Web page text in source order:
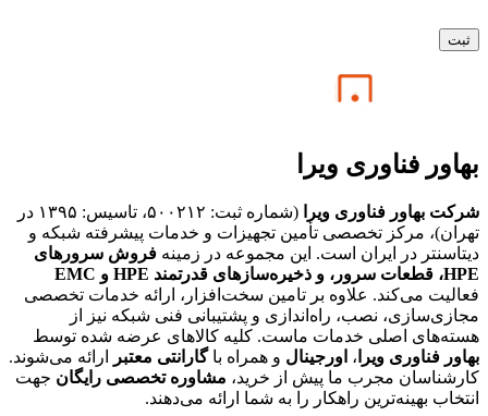
بهاور فناوری ویرا
شرکت بهاور فناوری ویرا
(شماره ثبت: ۵۰۰۲۱۲، تاسیس: ۱۳۹۵ در
تهران)، مرکز تخصصی تأمین تجهیزات و خدمات پیشرفته شبکه و
دیتاسنتر در ایران است. این مجموعه در زمینه فروش سرورهای
HPE، قطعات سرور، و ذخیره‌سازهای قدرتمند HPE و EMC
فعالیت می‌کند. علاوه بر تامین سخت‌افزار، ارائه خدمات تخصصی
مجازی‌سازی، نصب، راه‌اندازی و پشتیبانی فنی شبکه نیز از
هسته‌های اصلی خدمات ماست. کلیه کالاهای عرضه شده توسط
بهاور فناوری ویرا ، اورجینال و همراه باگارانتی معتبر
ارائه می‌شوند.
کارشناسان مجرب ما پیش از خرید، مشاوره تخصصی رایگان جهت
انتخاب بهینه‌ترین راهکار را به شما ارائه می‌دهند.